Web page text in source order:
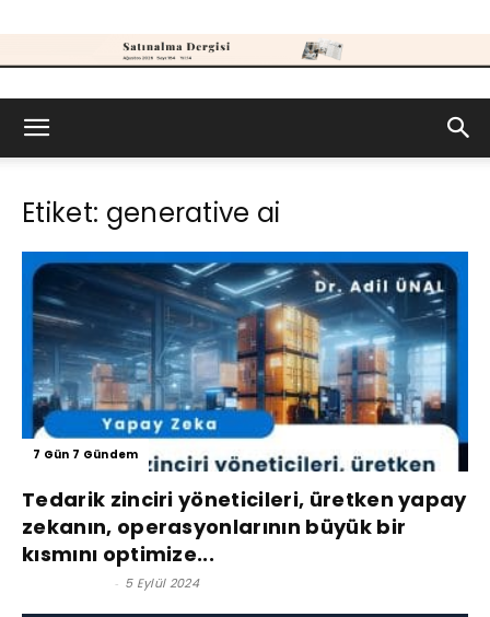
Dergisi
Etiket: generative ai
7 Gün 7 Gündem
Tedarik zinciri yöneticileri, üretken yapay
zekanın, operasyonlarının büyük bir
kısmını optimize...
- 5 Eylül 2024